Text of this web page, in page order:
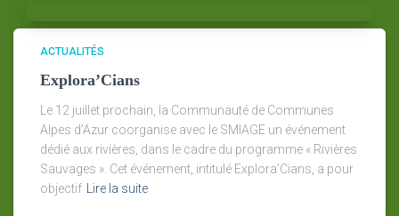
ACTUALITÉS
Explora’Cians
Le 12 juillet prochain, la Communauté de Communes
Alpes d’Azur coorganise avec le SMIAGE un événement
dédié aux rivières, dans le cadre du programme « Rivières
Sauvages ». Cet événement, intitulé Explora’Cians, a pour
objectif
Lire la suite